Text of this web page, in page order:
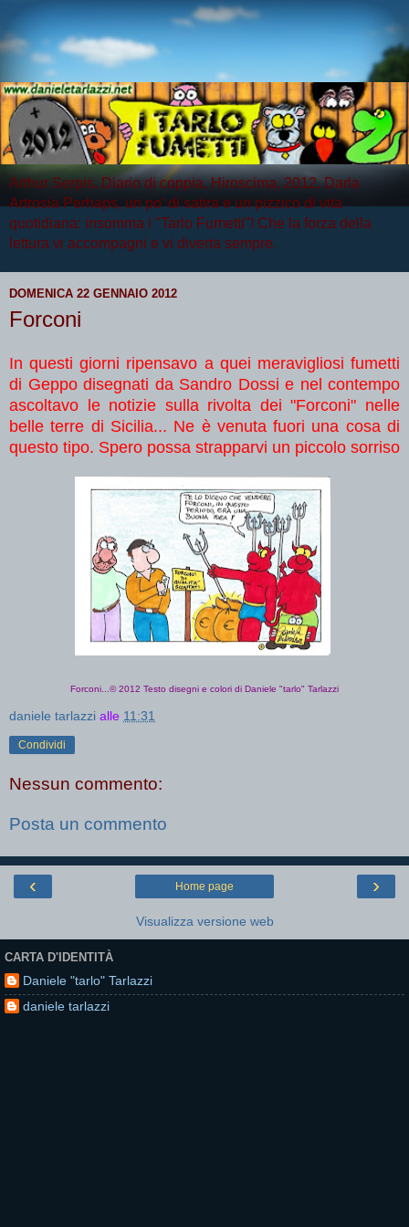
Arthur Serpis, Diario di coppia, Hiroscima, 2012, Darla
Artrosia Perhaps, un po' di satira e un pizzico di vita
quotidiana: insomma i "Tarlo Fumetti"! Che la forza della
lettura vi accompagni e vi diverta sempre.
DOMENICA 22 GENNAIO 2012
Forconi
In questi giorni ripensavo a quei meravigliosi fumetti
di Geppo disegnati da Sandro Dossi e nel contempo
ascoltavo le notizie sulla rivolta dei "Forconi" nelle
belle terre di Sicilia... Ne è venuta fuori una cosa di
questo tipo. Spero possa strapparvi un piccolo sorriso
Forconi...© 2012 Testo disegni e colori di Daniele "tarlo" Tarlazzi
daniele tarlazzi alle 11:31
Condividi
Nessun commento:
Posta un commento
‹ ›
Home page
Visualizza versione web
CARTA D'IDENTITÀ
Daniele "tarlo" Tarlazzi
daniele tarlazzi